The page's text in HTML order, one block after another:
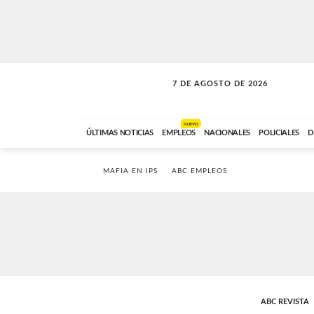
7 DE AGOSTO DE 2026
A DE LA TARDE
ÚLTIMAS NOTICIAS EMPLEOS
NUEVO
NACIONALES POLICIALES
MAFIA EN IPS ABC EMPLEOS
ABC REVISTA